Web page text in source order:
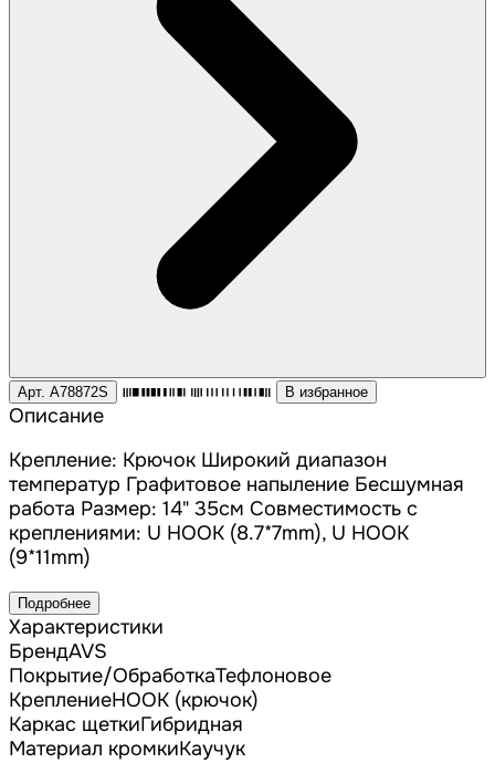
Арт. A78872S В избранное
Описание
Крепление: Крючок Широкий диапазон
температур Графитовое напыление Бесшумная
работа Размер: 14" 35см Совместимость с
креплениями: U HOOK (8.7*7mm), U HOOK
(9*11mm)
Подробнее
Характеристики
БрендAVS
Покрытие/ОбработкаТефлоновое
КреплениеHOOK (крючок)
Каркас щеткиГибридная
Материал кромкиКаучук